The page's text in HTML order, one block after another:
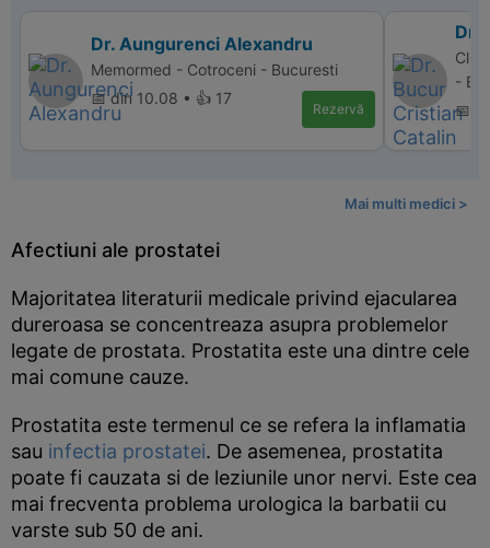
Dr. Aungurenci Alexandru
Memormed - Cotroceni - Bucuresti
📅 din 10.08 • 👍 17
Rezervă
Dr.
-
📅
Mai multi medici >
Afectiuni ale prostatei
Majoritatea literaturii medicale privind ejacularea
dureroasa se concentreaza asupra problemelor
legate de prostata. Prostatita este una dintre cele
mai comune cauze.
Prostatita este termenul ce se refera la inflamatia
sau infectia prostatei. De asemenea, prostatita
poate fi cauzata si de leziunile unor nervi. Este cea
mai frecventa problema urologica la barbatii cu
varste sub 50 de ani.